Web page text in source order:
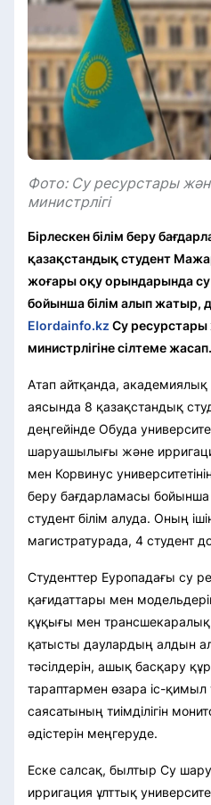
Фото: Су ресурстары
министрлігі
Бірлескен білім беру
қазақстандық студент
жоғары оқу орындарында
бойынша білім алып жатыр,
Elordainfo.kz Су ресурстары
министрлігіне сілтеме жасап.
Атап айтқанда,
аясында 8 қазақстандық
деңгейінде Обуда
шаруашылығы және
мен Корвинус
беру бағдарламасы бойынша
студент білім алуда. Оның
магистратурада, 4 студент
Студенттер Еуропадағы су
қағидаттары мен
құқығы мен трансшекаралық
қатысты даулардың алдын
тәсілдерін, ашық басқару
тараптармен өзара іс-қимыл
саясатының тиімділігін
әдістерін меңгеруде.
Еске салсақ, былтыр Су
ирригация ұлттық